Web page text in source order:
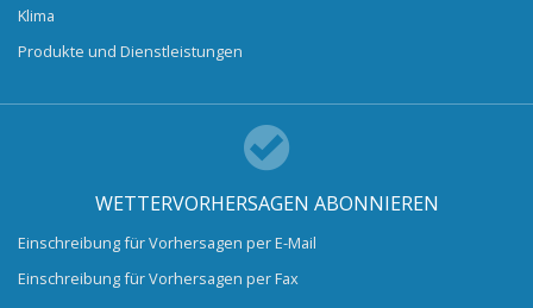
Klima
Produkte und Dienstleistungen
WETTERVORHERSAGEN ABONNIEREN
Einschreibung für Vorhersagen per E-Mail
Einschreibung für Vorhersagen per Fax